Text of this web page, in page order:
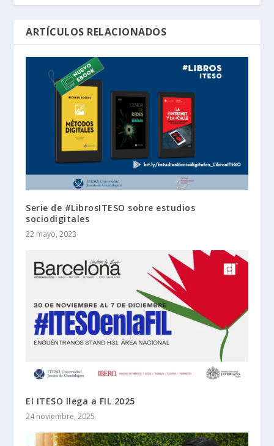
ARTÍCULOS RELACIONADOS
Serie de #LibrosITESO sobre estudios
sociodigitales
22 mayo, 2023
El ITESO llega a FIL 2025
24 noviembre, 2025